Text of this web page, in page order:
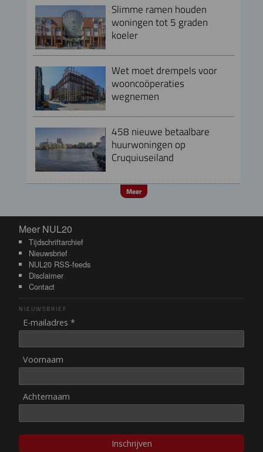
Slimme ramen houden
woningen tot 5 graden
koeler
Wet moet drempels voor
wooncoöperaties
wegnemen
458 nieuwe betaalbare
huurwoningen op
Cruquiuseiland
Meer
Meer NUL20
Meer NUL20
Tijdschriftarchief
Nieuwsbrief
NUL20 RSS-feeds
Disclaimer
Contact
NIEUWSBRIEF
E-mailadres *
Voornaam
Achternaam
Inschrijven